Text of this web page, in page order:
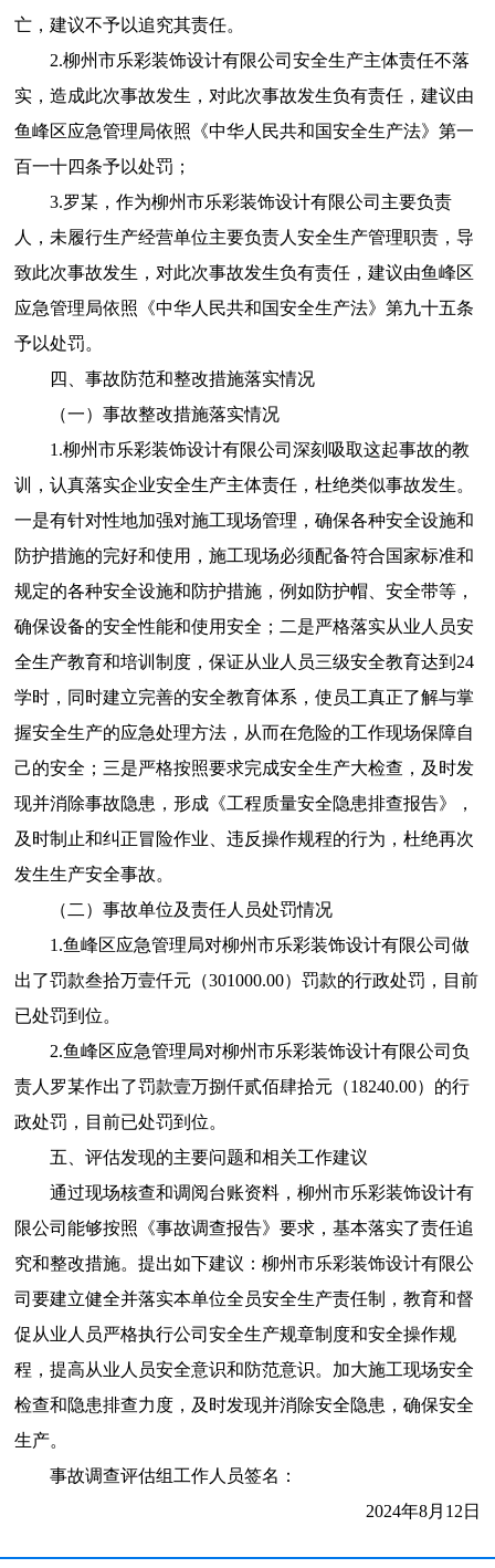
亡，建议不予以追究其责任。
2.柳州市乐彩装饰设计有限公司安全生产主体责任不落
实，造成此次事故发生，对此次事故发生负有责任，建议由
鱼峰区应急管理局依照《中华人民共和国安全生产法》第一
百一十四条予以处罚；
3.罗某，作为柳州市乐彩装饰设计有限公司 主要负责
人，未履行生产经营单位主要负责人安全生产管理职责， 导
致此次事故发生， 对此次事故发生负有责任， 建议由鱼峰区
应急管理局依照《中华人民共和国安全生产法》第九十五条
予以处罚。
四、事故防范和整改措施落实情况
（一）事故整改措施落实情况
1.柳州市乐彩装饰设计有限公司深刻吸取这起事故的教
训，认真落实企业安全生产主体责任，杜绝类似事故发生。
一是有针对性地加强对施工现场管理，确保各种安全设施和
防护措施的完好和使用，施工现场必须配备符合国家标准和
规定的各种安全设施和防护措施，例如防护帽、安全带等，
确保设备的安全性能和使用安全；二是严格落实从业人员安
全生产教育和培训制度，保证从业人员三级安全教育达到24
学时，同时建立完善的安全教育体系，使员工真正了解与掌
握安全生产的应急处理方法，从而在危险的工作现场保障自
己的安全；三是严格按照要求完成安全生产大检查，及时发
现并消除事故隐患，形成《工程质量安全隐患排查报告》，
及时制止和纠正冒险作业、违反操作规程的行为，杜绝再次
发生生产安全事故。
（二）事故单位及责任人员处罚情况
1.鱼峰区应急管理局对柳州市乐彩装饰设计有限公司做
出了罚款叁拾万壹仟元（301000.00）罚款的行政处罚，目前
已处罚到位。
2.鱼峰区应急管理局对柳州市乐彩装饰设计有限公司负
责人罗某作出了罚款壹万捌仟贰佰肆拾元（18240.00）的行
政处罚，目前已处罚到位。
五、评估发现的主要问题和相关工作建议
通过现场核查和调阅台账资料，柳州市乐彩装饰设计有
限公司能够按照《事故调查报告》要求，基本落实了责任追
究和整改措施。提出如下建议：柳州市乐彩装饰设计有限公
司要建立健全并落实本单位全员安全生产责任制，教育和督
促从业人员严格执行公司安全生产规章制度和安全操作规
程，提高从业人员安全意识和防范意识。加大施工现场安全
检查和隐患排查力度，及时发现并消除安全隐患，确保安全
生产。
事故调查评估组工作人员签名：
2024年8月12日